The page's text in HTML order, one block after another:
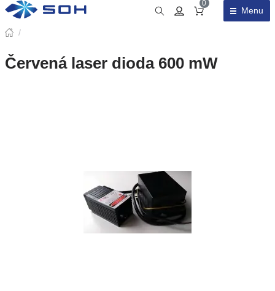
Obsah košíku
0
Menu
/
Červená laser dioda 600 mW